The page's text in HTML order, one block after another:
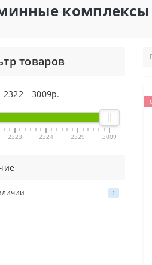
товаров
2322 - 3009р.
2323 2324 2329 3009
1